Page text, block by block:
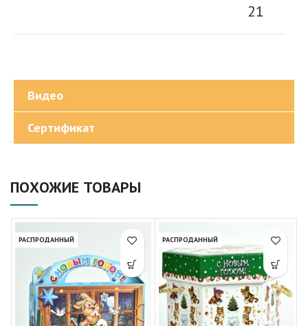
21
Видео
Сертификат
ПОХОЖИЕ ТОВАРЫ
РАСПРОДАННЫЙ РАСПРОДАННЫЙ